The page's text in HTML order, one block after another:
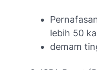
lebih 50
demam